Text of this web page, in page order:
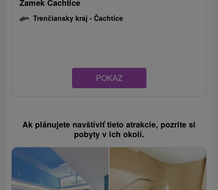
Zamek Čachtice
Trenčiansky kraj -Čachtice
POKAZ
Ak plánujete navštíviť tieto atrakcie, pozrite si
pobyty v ich okolí.